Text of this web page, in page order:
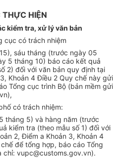
HIỆN
kiểm tra, xử lý văn bản
cục có trách nhiệm
sáu tháng (trước ngày 05
5 tháng 10) báo cáo kết quả
2) đối với văn bản quy định tại
Khoản 4 Điều 2 Quy chế này gửi
Tổng cục trình Bộ (bản mềm gửi
có trách nhiệm:
tháng 5) và hàng năm (trước
kiểm tra (theo mẫu số 1) đối với
2, Điểm a Khoản 3, Khoản 4
để tổng hợp, báo cáo Tổng
vupc@customs.gov.vn).